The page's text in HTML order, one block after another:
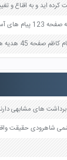
هفتم
های آسمان چهارم
شاهرودی حقیقت